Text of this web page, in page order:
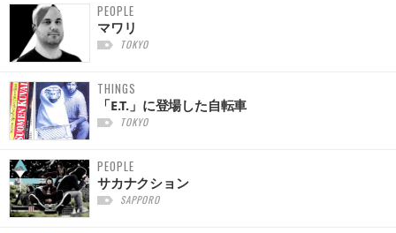
PEOPLE
マワリ
TOKYO
THINGS
「E.T.」に登場した自転車
TOKYO
PEOPLE
サカナクション
SAPPORO